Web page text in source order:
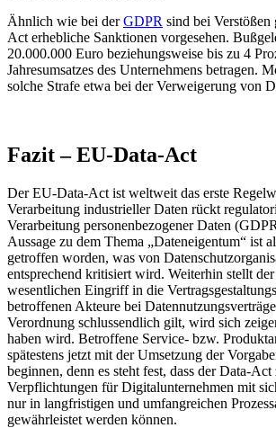
Ähnlich wie bei derGDPR sind bei
Act erhebliche Sanktionen vorgesehen.
20.000.000 Euro beziehungsweise bis zu 4
Jahresumsatzes des Unternehmens betragen.
solche Strafe etwa bei der Verweigerung von
Fazit –EU-Data-Act
Der EU-Data-Act ist weltweit das erste
Verarbeitung industrieller Daten rückt
Verarbeitung personenbezogener Daten
Aussage zu dem Thema „Dateneigentum“ ist
getroffen worden, was von
entsprechend kritisiert wird. Weiterhin stellt
wesentlichen Eingriff in die
betroffenen Akteure bei
Verordnung schlussendlich gilt, wird sich
haben wird. Betroffene Service- bzw.
spätestens jetzt mit der Umsetzung der
beginnen, denn es steht fest, dass der Data-Act
Verpflichtungen für Digitalunternehmen mit
nur in langfristigen und umfangreichen
gewährleistet werden können.